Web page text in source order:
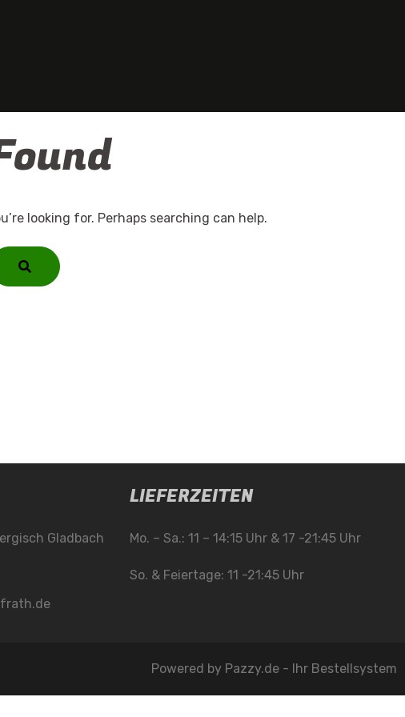
looking for. Perhaps searching can help.
Gladbach
LIEFERZEITEN
Mo. – Sa.: 11 – 14:15 Uhr & 17 -21:45 Uhr
So. & Feiertage: 11 -21:45 Uhr
Powered by Pazzy.de - Ihr Bestellsystem